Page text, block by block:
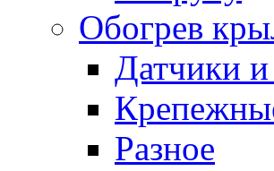
Обогрев
Датчики
Разное